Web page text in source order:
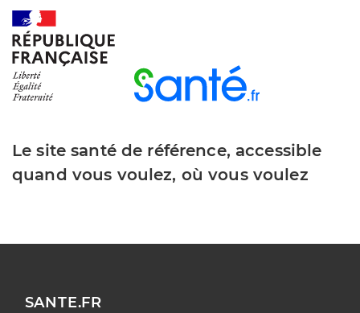
Le site santé de référence, accessible
quand vous voulez, où vous voulez
SANTE.FR